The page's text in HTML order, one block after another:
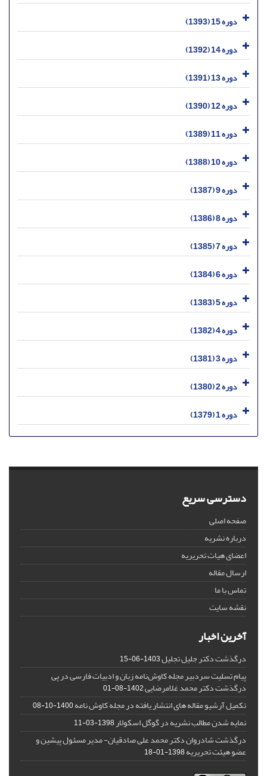
دوره 15 (1393)
دوره 14 (1392)
دوره 13 (1391)
دوره 12 (1390)
دوره 11 (1389)
دوره 10 (1388)
دوره 9 (1387)
دوره 8 (1386)
دوره 7 (1385)
دوره 6 (1384)
دوره 5 (1383)
دوره 4 (1382)
دوره 3 (1381)
دوره 2 (1380)
دوره 1 (1379)
دسترسی سریع
صفحه اصلی
درباره نشریه
اعضای هیات تحریریه
ارسال مقاله
تماس با ما
نقشه سایت
آخرین اخبار
درگذشت دکتر جلیل تجلیل1403-06-15
پیام تسلیت سردبیر مجله کاوش‌نامه زبان و ادبیات فارسی در پی
درگذشت دکتر محمد غلامرضایی1402-08-01
تکمیل آرشیو مقاله های انتشار یافته در مجله کاوش نامه1400-10-08
نمایه شدن مطالب نشریه در گوگل اسکولار1398-03-11
درگذشت شادروان دکتر محمد علی صادقیان- مدیر مسئول پیشین و
عضو هیئت تحریریه1398-01-18